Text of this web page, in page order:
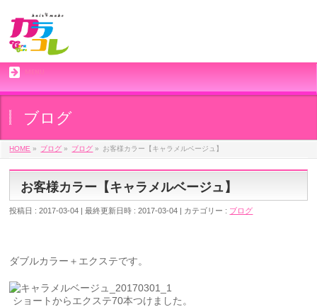
ブログ
HOME » ブログ » ブログ » お客様カラー【キャラメルベージュ】
お客様カラー【キャラメルベージュ】
投稿日 : 2017-03-04 最終更新日時 : 2017-03-04 カテゴリー : ブログ
ダブルカラー＋エクステです。
ショートからエクステ70本つけました。